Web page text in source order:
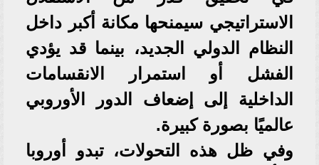
الاستراتيجي سيمنحها مكانة أكبر داخل
النظام الدولي الجديد، بينما قد يؤدي
الفشل أو استمرار الانقسامات
الداخلية إلى إضعاف الدور الأوروبي
عالميًا بصورة كبيرة.
وفي ظل هذه التحولات، تبدو أوروبا